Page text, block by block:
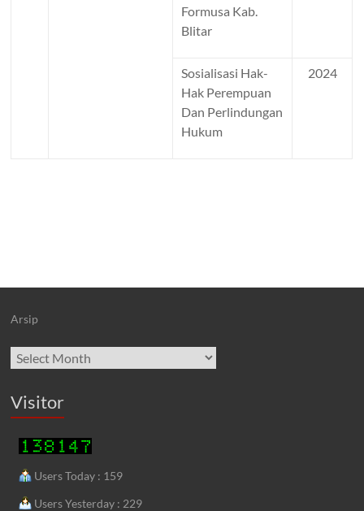
Formusa Kab.
Blitar
Sosialisasi Hak-
Hak Perempuan
Dan Perlindungan
Hukum
2024
Arsip
Archives
Visitor
Users Today : 159
Users Yesterday : 229